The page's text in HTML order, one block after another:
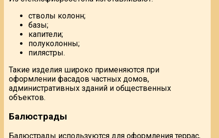
стволы колонн;
базы;
капители;
полуколонны;
пилястры.
Такие изделия широко применяются при
оформлении фасадов частных домов,
административных зданий и общественных
объектов.
Балюстрады
Балюстрады используются для оформления террас,